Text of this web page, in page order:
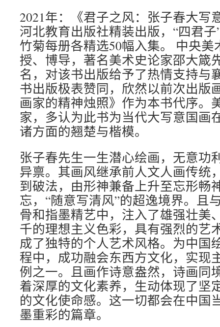
2021年：《君子之风：张子春大写
河北教育出版社精装出版，“四君
竹菊每册各精选50幅入集。 中央
授、博导，著名美术史论家邵大箴
名，对该书出版给予了热情支持与
书出版极表赞同，欣然以前次出版
画家的精神烛照》作为本书代序。
家，多认为此书为当代大写意国画
诸方面的翘楚与楷模。
张子春先生一生潜心绘画，无意功
异禀。其画风继承前人文人画传统
到破法，由形神兼备上升至忘形畅
忘，“随意写清风”的超逸境界。且
骨和指墨精艺中，注入了雄强壮美
千的理想主义色彩，具有强烈的艺
成了独特的个人艺术风格。为中国
程中，成功融会东西方文化，实现
例之一。且画作诗意盎然，诗画同
着深厚的文化素养，生动体现了坚
的文化使命感。这一切都会在中国
墨重彩的篇章。